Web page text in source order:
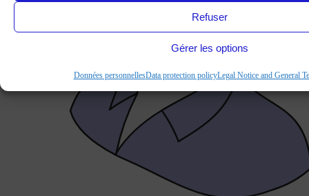
Refuser
Gérer les options
Données personnellesData protection policyLegal Notice and General